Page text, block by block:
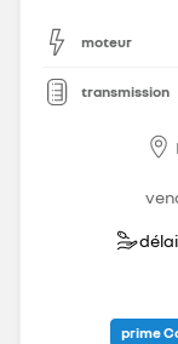
moteur
transmission
prime